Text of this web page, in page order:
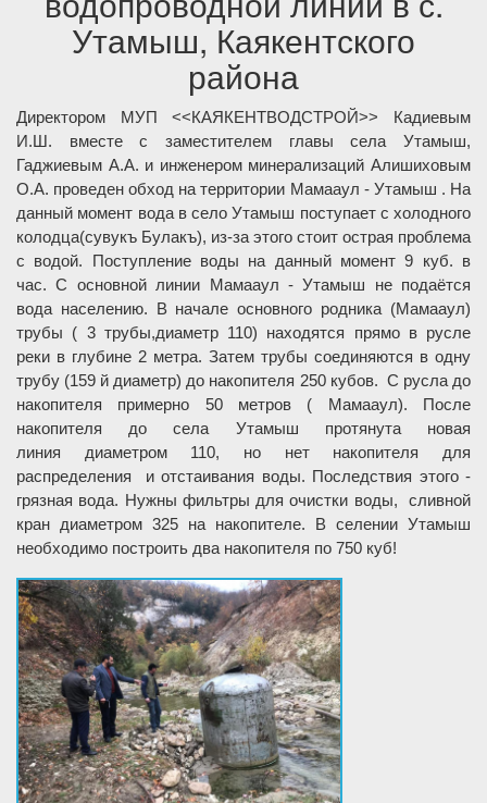
Утамыш, Каякентского
района
Директором МУП <<КАЯКЕНТВОДСТРОЙ>> Кадиевым
И.Ш. вместе с заместителем главы села Утамыш,
Гаджиевым А.А. и инженером минерализаций Алишиховым
О.А. проведен обход на территории Мамааул - Утамыш . На
данный момент вода в село Утамыш поступает с холодного
колодца(сувукъ Булакъ), из-за этого стоит острая проблема
с водой. Поступление воды на данный момент 9 куб. в
час. С основной линии Мамааул - Утамыш не подаётся
вода населению. В начале основного родника (Мамааул)
трубы ( 3 трубы,диаметр 110) находятся прямо в русле
реки в глубине 2 метра. Затем трубы соединяются в одну
трубу (159 й диаметр) до накопителя 250 кубов. С русла до
накопителя примерно 50 метров ( Мамааул). После
накопителя до села Утамыш протянута новая
линия диаметром 110, но нет накопителя для
распределения и отстаивания воды. Последствия этого -
грязная вода. Нужны фильтры для очистки воды, сливной
кран диаметром 325 на накопителе. В селении Утамыш
необходимо построить два накопителя по 750 куб!